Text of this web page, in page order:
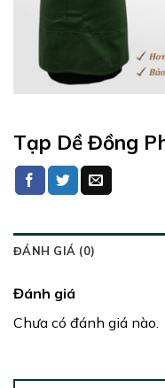
Tạp Dề Đồng
ĐÁNH GIÁ (0)
Đánh giá
Chưa có đánh giá nào.